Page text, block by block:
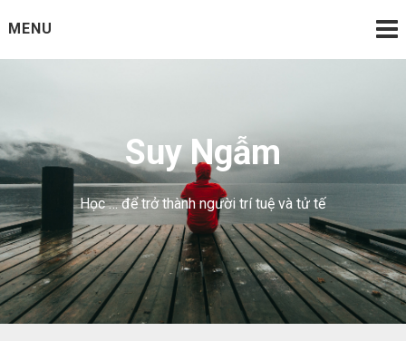
toMENU
Suy Ngẫm
Học … để trở thành người trí tuệ và tử tế